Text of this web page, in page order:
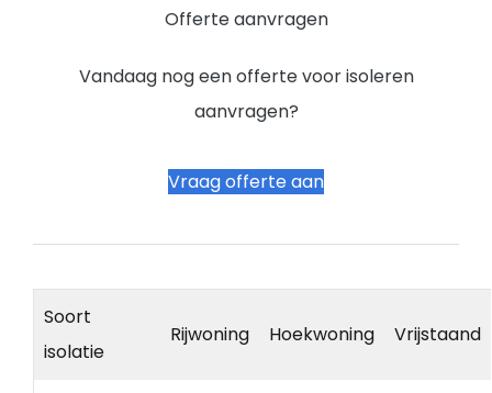
Offerte aanvragen
Vandaag nog een offerte voor isoleren
aanvragen?
Vraag offerte aan
Soort
isolatie
Rijwoning Hoekwoning Vrijstaand